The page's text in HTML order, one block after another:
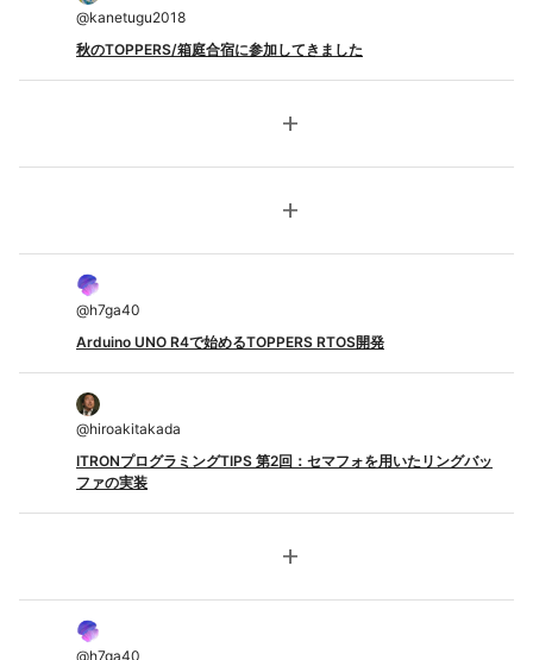
@kanetugu2018
秋のTOPPERS/箱庭合宿に参加してきました
add
add
@h7ga40
Arduino UNO R4で始めるTOPPERS RTOS開発
@hiroakitakada
ITRONプログラミングTIPS 第2回：セマフォを用いたリングバッ
ファの実装
add
@h7ga40